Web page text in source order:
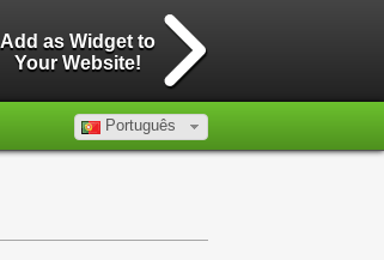
Add as Widget to
Your Website!
Português